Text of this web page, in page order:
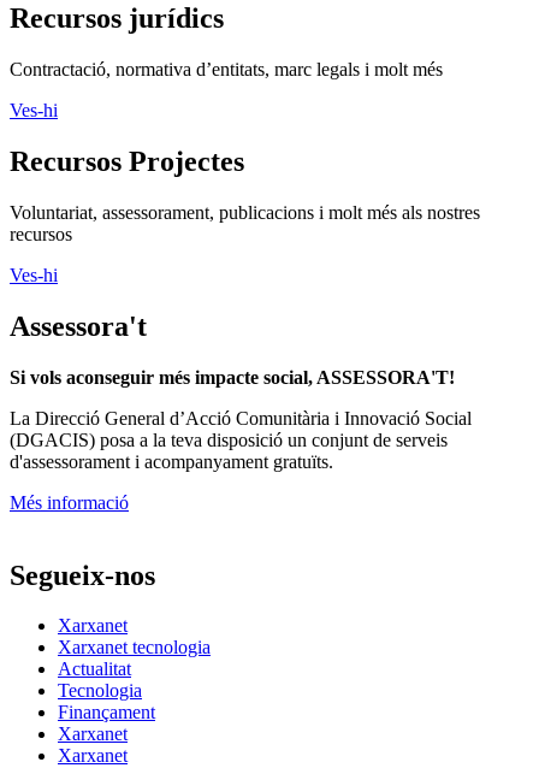
Recursos jurídics
Contractació, normativa d’entitats, marc legals i molt més
Ves-hi
Recursos Projectes
Voluntariat, assessorament, publicacions i molt més als nostres
recursos
Ves-hi
Assessora't
Si vols aconseguir més impacte social, ASSESSORA'T!
La Direcció General d’Acció Comunitària i Innovació Social
(DGACIS) posa a la teva disposició un conjunt de serveis
d'assessorament i acompanyament gratuïts.
Més informació
Segueix-nos
Xarxanet
Xarxanet tecnologia
Actualitat
Tecnologia
Finançament
Xarxanet
Xarxanet